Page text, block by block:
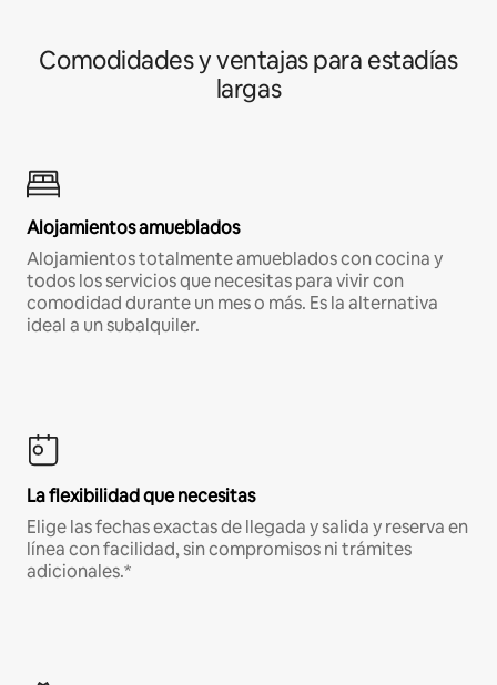
Comodidades y ventajas para estadías
largas
Alojamientos amueblados
Alojamientos totalmente amueblados con cocina y
todos los servicios que necesitas para vivir con
comodidad durante un mes o más. Es la alternativa
ideal a un subalquiler.
La flexibilidad que necesitas
Elige las fechas exactas de llegada y salida y reserva en
línea con facilidad, sin compromisos ni trámites
adicionales.*